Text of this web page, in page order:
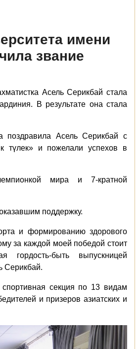
имени
звание
Асель Серикбай стала
В результате она стала
поздравила Асель Серикбай с
түлек» и пожелали успехов в
мира и 7-кратной
поддержку.
и формированию здорового
за каждой моей победой стоит
быть выпускницей
Серикбай.
секция по 13 видам
и призеров азиатских и